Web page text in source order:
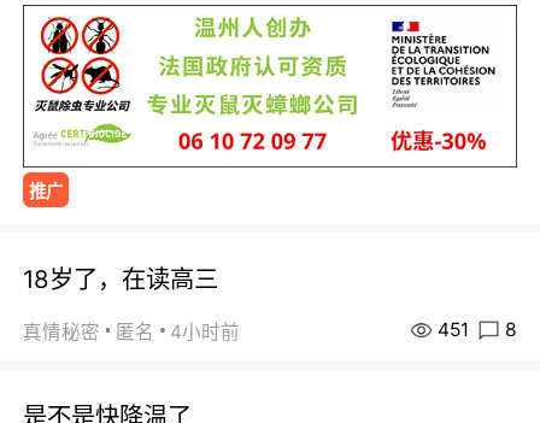
推广
18岁了，在读高三
真情秘密 匿名 4小时前 451 8
是不是快降温了